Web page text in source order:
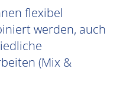
flexibel
werden, auch
(Mix &